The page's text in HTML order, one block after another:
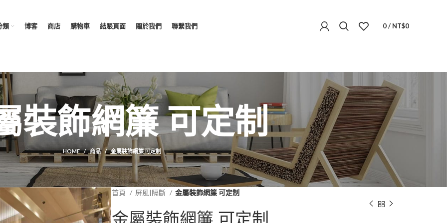
類 博客 商店 購物車 結賬頁面 關於我們 聯繫我們 0/ NT$0
裝飾網簾 可定制
HOME 商品 金屬裝飾網簾 可定制
首頁 屏風|隔斷 金屬裝飾網簾 可定制